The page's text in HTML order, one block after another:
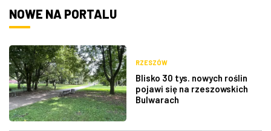
NOWE NA PORTALU
RZESZÓW
Blisko 30 tys. nowych roślin
pojawi się na rzeszowskich
Bulwarach